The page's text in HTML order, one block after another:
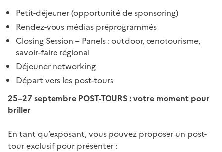
Petit-déjeuner (opportunité de sponsoring)
Rendez-vous médias préprogrammés
Closing Session – Panels : outdoor, œnotourisme,
savoir-faire régional
Déjeuner networking
Départ vers les post-tours
25–27 septembre POST-TOURS : votre moment pour
briller
En tant qu’exposant, vous pouvez proposer un post-
tour exclusif pour présenter :